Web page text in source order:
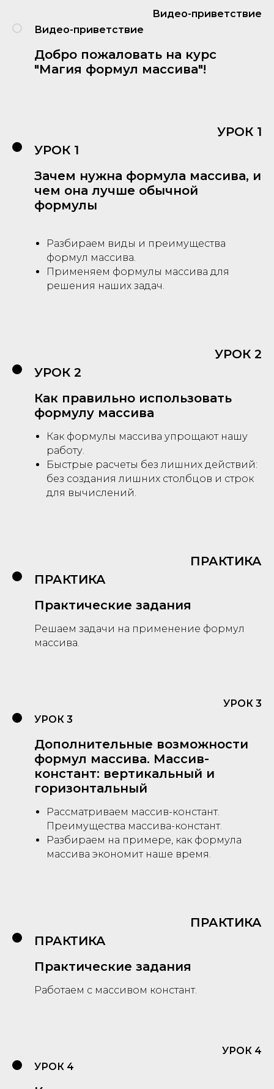
Видео-приветствие
Видео-приветствие
Добро пожаловать на курс
"Магия формул массива"!
УРОК 1
УРОК 1
Зачем нужна формула массива, и
чем она лучше обычной
формулы
Разбираем виды и преимущества
формул массива.
Применяем формулы массива для
решения наших задач.
УРОК 2
УРОК 2
Как правильно использовать
формулу массива
Как формулы массива упрощают нашу
работу.
Быстрые расчеты без лишних действий:
без создания лишних столбцов и строк
для вычислений.
ПРАКТИКА
ПРАКТИКА
Практические задания
Решаем задачи на применение формул
массива.
УРОК 3
УРОК 3
Дополнительные возможности
формул массива. Массив-
констант: вертикальный и
горизонтальный
Рассматриваем массив-констант.
Преимущества массива-констант.
Разбираем на примере, как формула
массива экономит наше время.
ПРАКТИКА
ПРАКТИКА
Практические задания
Работаем с массивом констант.
УРОК 4
УРОК 4